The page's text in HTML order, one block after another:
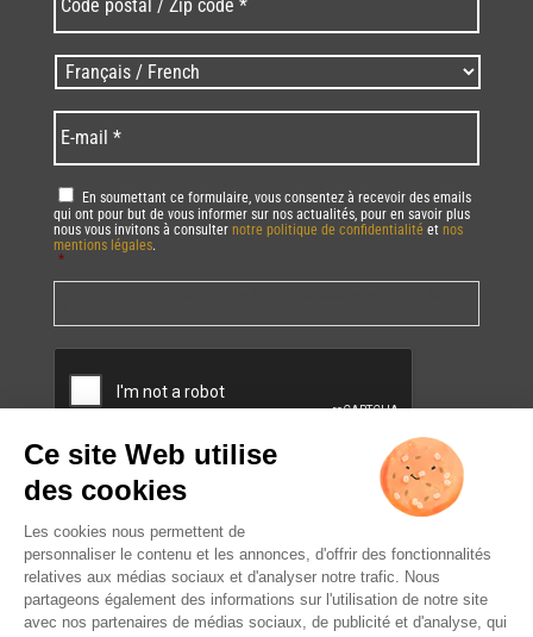
postal
/
Zip
code
* *
Langues
/
Language *
mail *
RGPD *
En soumettant ce formulaire, vous consentez à recevoir des emails
qui ont pour but de vous informer sur nos actualités, pour en savoir plus
nous vous invitons à consulter notre politique de confidentialité et nos
mentions légales.
*